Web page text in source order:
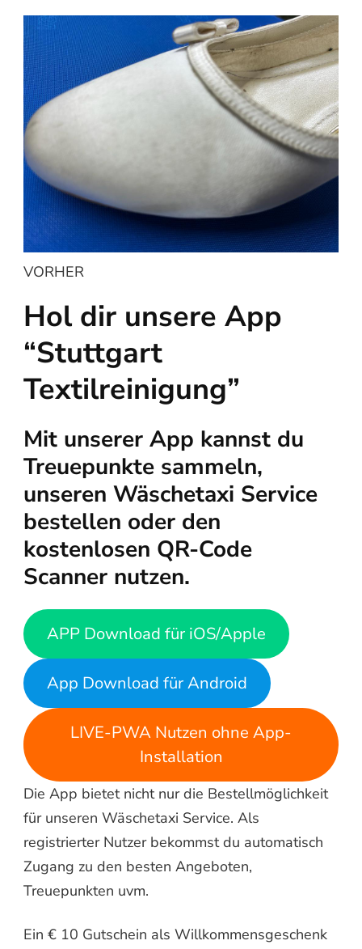
VORHER
Hol dir unsere App
“Stuttgart
Textilreinigung”
Mit unserer App kannst du
Treuepunkte sammeln,
unseren Wäschetaxi Service
bestellen oder den
kostenlosen QR-Code
Scanner nutzen.
APP Download für iOS/Apple
App Download für Android
LIVE-PWA Nutzen ohne App-
Installation
Die App bietet nicht nur die Bestellmöglichkeit
für unseren Wäschetaxi Service. Als
registrierter Nutzer bekommst du automatisch
Zugang zu den besten Angeboten,
Treuepunkten uvm.
Ein € 10 Gutschein als Willkommensgeschenk